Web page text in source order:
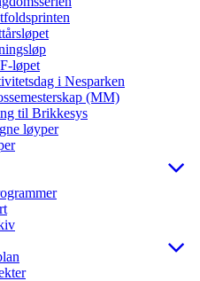
løpet
i Nesparken
(MM)
til Brikkesys
løyper